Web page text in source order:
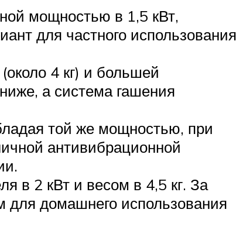
мощностью в 1,5 кВт,
для частного использования
4 кг) и большей
а система гашения
той же мощностью, при
антивибрационной
в 2 кВт и весом в 4,5 кг. За
для домашнего использования